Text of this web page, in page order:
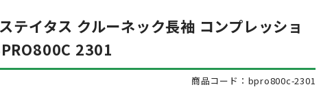
テイタス クルーネック長袖 コンプレッショ
2301
商品コード：bpro800c-2301